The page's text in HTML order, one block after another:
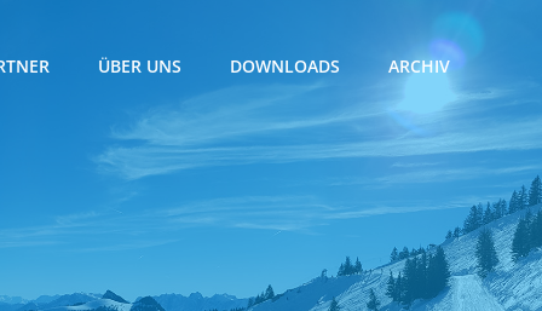
ÜBER UNS DOWNLOADS ARCHIV